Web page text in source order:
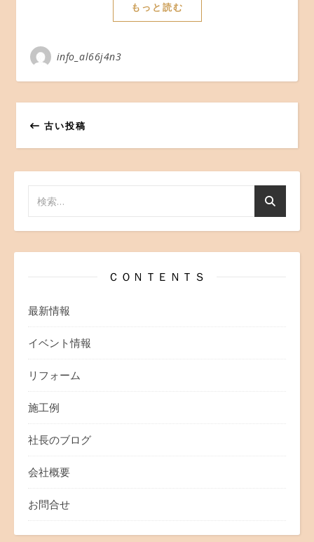
もっと読む
info_al66j4n3
古い投稿
ＣＯＮＴＥＮＴＳ
最新情報
イベント情報
リフォーム
施工例
社長のブログ
会社概要
お問合せ